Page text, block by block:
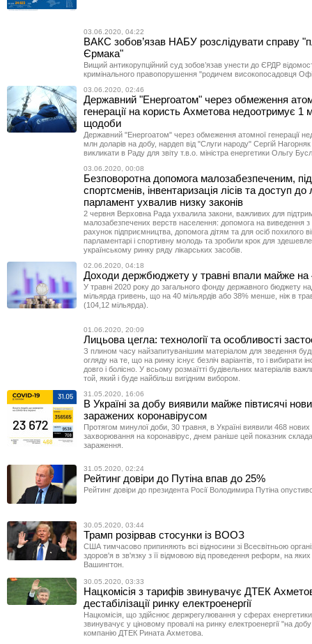
03.06.2020, 04:22
ВАКС зобов’язав НАБУ розслідувати справу
Єрмака"
Вищий антикорупційний суд зобов’язав унести до ЄРДР
кримінального правопорушення "родичем високопосадовця
03.06.2020, 02:46
Державний "Енергоатом" через обмеження
генерації на користь Ахметова недоотримує 1
щодоби
Державний "Енергоатом" через обмеження атомної генерації
млн доларів на добу, нардеп від "Слуги народу" Сергій Нагорняк
викликати в Раду для звіту т.в.о. міністра енергетики Ольгу
03.06.2020, 00:08
Безповоротна допомога малозабезпеченим,
спортсменів, інвентаризація лісів та доступ до
парламент ухвалив низку законів
2 червня Верховна Рада ухвалила закони, важливих для
малозабезпечених верств населення: допомога на виведення з
рахунок підприємництва, допомога дітям та для осіб похилого
парламентарі і спортивну молодь та зробили крок для
українському ринку ряду лікарських засобів.
02.06.2020, 04:18
Доходи держбюджету у травні впали майже на
У травні 2020 року до загального фонду державного бюджету
мільярда гривень, що на 40 мільярдів або 38% менше, ніж в
(104,12 мільярда).
01.06.2020, 20:09
Лицьова цегла: технології та особливості
З плином часу найзапитуванішим матеріалом для зведення
огляду на те, що на ринку існує безліч варіантів, то і вибирати
довго і болісно. У всьому розмаїтті будівельних матеріалів
той, який і буде найбільш вигідним вибором.
31.05.2020, 16:06
В Україні за добу виявили майже півтисячі
заражених коронавірусом
Протягом минулої доби, 30 травня, в Україні виявили 468 нових
захворювання на коронавірус, днем раніше цей показник
зараження.
31.05.2020, 02:24
Рейтинг довіри до Путіна впав до 25%
Рейтинг довіри до президента Росії Володимира Путіна
30.05.2020, 03:44
Трамп розірвав стосунки із ВООЗ
США тимчасово припиняють всі відносини зі Всесвітньою
здоров'я в зв'язку з її відмовою від проведення реформ, на
Вашингтон.
30.05.2020, 03:33
Нацкомісія з тарифів звинувачує ДТЕК
дестабілізації ринку електроенергії
Нацкомісія, що здійснює держрегулювання у сферах
звинувачує у ціновому провалі на ринку електроенергії "на
компанію ДТЕК Рината Ахметова.